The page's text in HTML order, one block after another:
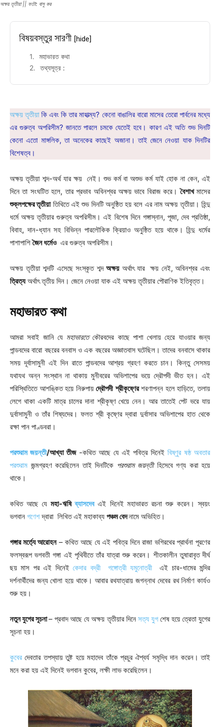
অক্ষয় তৃতীয়া || ফটো: বাসু কর
বিষয়বস্তুর সারণী [hide]
মহাভারত কথা
তথ্যসূত্র :
অক্ষয় তৃতীয়া কি এবং কি তার মাহাত্ম্য? কেনো বাঙালির বারো মাসের তেরো পার্বনের মধ্যে
এর গুরুত্ব অপরিসীম? জানতে পারলে চমকে যেতেই হবে। কারণ এই অতি শুভ দিনটি
কেনো এতো মাঙ্গলিক, তা অনেকের কাছেই অজানা। তাই জেনে নেওয়া যাক দিনটির
বিশেষত্ব।
অক্ষয় তৃতীয়া শব্দ-অর্থ যার ক্ষয় নেই। শুভ কর্ম বা অশুভ কর্ম যাই হোক না কেন, এই
দিনে তা সংঘটিত হলে, তার প্রভাব অবিনশ্বর অক্ষয় ভাবে বিরাজ করে।বৈশাখমাসের
শুক্লপক্ষের তৃতীয়াতিথিতে এই শুভ দিনটি অনুষ্ঠিত হয় বলে এর নাম অক্ষয় তৃতীয়া। হিন্দু
ধর্মে অক্ষয় তৃতীয়ার গুরুত্ব অপরিসীম। এই বিশেষ দিনে গঙ্গাস্নান, পূজা, দেব প্রতিষ্ঠা,
বিবাহ, দান-ধ্যান সহ বিভিন্ন পারলৌকিক ক্রিয়াও অনুষ্ঠিত হয়ে থাকে। হিন্দু ধর্মের
পাশাপাশিজৈন ধর্মেওএর গুরুত্ব অপরিসীম।
অক্ষয় তৃতীয়া শব্দটি এসেছে সংস্কৃত শব্দঅক্ষয়অর্থাৎ যার ক্ষয় নেই, অবিনশ্বর এবং
ত্রিত্যঅর্থাৎ তৃতীয় দিন। জেনে নেওয়া যাক এই অক্ষয় তৃতীয়ার পৌরাণিক ইতিবৃত্ত।
মহাভারত কথা
আমরা সবাই জানি যে মহাভারতেকৌরবদের কাছে পাশা খেলায় হেরে যাওয়ার জন্য
পান্ডবদের বারো বছরের বনবাস ও এক বছরের অজ্ঞাতবাস ঘটেছিল। তাদের বনবাসে থাকার
সময় দূর্বাসামুনী এই দিন রাতে পান্ডবদের আশ্রয় গ্রহণ করতে চান। কিন্তু সেসময়
যথাযথ অন্ন সংস্থান না থাকায় মুনীবরের অভিশাপের ভয়ে দ্রৌপদী ভীত হন। এই
পরিস্থিতিতে আশঙ্কিত হয়ে নিরুপায়দ্রৌপদী শ্রীকৃষ্ণেরশরণাপন্ন হলে হাড়িতে, তলায়
লেগে থাকা একটি মাত্র চালের দানা শ্রীকৃষ্ণ খেয়ে নেন। আর তাতেই পেট ভরে যায়
দুর্বাসামুনী ও তাঁর শিষ্যদের। ফলত শ্রী কৃষ্ণের দ্বারা দুর্বাসার অভিশাপের হাত থেকে
রক্ষা পান পাণ্ডবরা।
পরশুরাম জয়ন্তী/আখ্যা তীজ-কথিত আছে যে এই পবিত্র দিনেই বিষ্ণুর ষষ্ঠ অবতার
পরশুরাম জন্মগ্রহণ করেছিলেন তাই দিনটিকে পরশুরাম জয়ন্তীহিসেবে গণ্য করা হয়ে
থাকে।
কথিত আছে যেমহা-ঋষিব্যাসদেবএই দিনেই মহাভারত রচনা শুরু করেন। স্বয়ং
ভগবান গণেশদ্বারা লিখিত এই মহাকাব্য পঞ্চম বেদনামে অভিহিত।
গঙ্গার মর্ত্যে আরোহন– কথিত আছে যে এই পবিত্র দিনে রাজা ভগিরথের প্রার্থনা পূরণের
ফলস্বরূপ ভগবতী গঙ্গা এই পৃথিবীতে তাঁর যাত্রা শুরু করেন। শীতকালীন তুষারাবৃত দীর্ঘ
ছয় মাস পর এই দিনেইকেদার বদ্রী গঙ্গোত্রী যমুনোত্রী এই চার-ধামের মন্দির
দর্শনার্থীদের জন্য খোলা হয়ে থাকে। আবার রথযাত্রায় জগন্নাথ দেবের রথ নির্মাণ কার্যও
শুরু হয়।
নতুন যুগের সূচনা– প্রবাদ আছে যে অক্ষয় তৃতীয়ার দিনে সত্য যুগশেষ হয়ে ত্রেতা যুগের
সূচনা হয়।
কুবেরদেবতার তপস্যায় তুষ্ট হয়ে মহাদেব তাঁকে প্রচুর ঐশ্বর্য সমৃদ্ধি দান করেন। তাই
মনে করা হয় এই দিনেই ভগবান কুবের, লক্ষী লাভ করেছিলেন।